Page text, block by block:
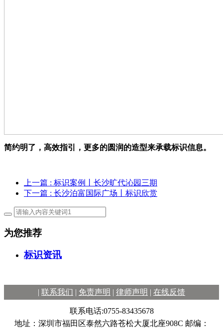
简约明了，高效指引， 更多的圆润的造型来承载标识信息。
上一篇 : 标识案例丨长沙旷代沁园三期
下一篇 : 长沙泊富国际广场丨标识欣赏
为您推荐
标识资讯
| 联系我们 | 免责声明 | 律师声明 | 在线反馈
联系电话:0755-83435678
地址：深圳市福田区泰然六路苍松大厦北座908C 邮编：